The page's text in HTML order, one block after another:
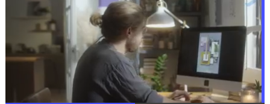
友浩が取材【news23】